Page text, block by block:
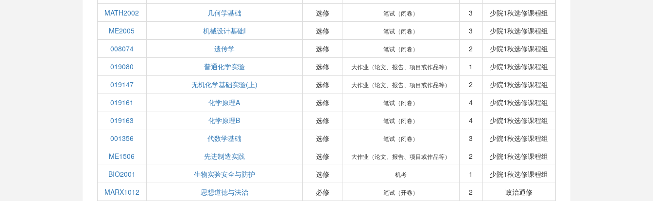
MATH2002
几何学基础 选修 笔试（闭卷） 3
少院1秋选修课程组
ME2005
机械设计基础I 选修 笔试（闭卷） 3
少院1秋选修课程组
008074
遗传学 选修 笔试（闭卷） 2
少院1秋选修课程组
019080
普通化学实验 选修 大作业（论文、报告、项目或作品等） 1
少院1秋选修课程组
019147
无机化学基础实验(上) 选修 大作业（论文、报告、项目或作品等） 2
少院1秋选修课程组
019161
化学原理A 选修 笔试（闭卷） 4
少院1秋选修课程组
019163
化学原理B 选修 笔试（闭卷） 4
少院1秋选修课程组
001356
代数学基础 选修 笔试（闭卷） 3
少院1秋选修课程组
ME1506
先进制造实践 选修 大作业（论文、报告、项目或作品等） 2
少院1秋选修课程组
BIO2001
生物实验安全与防护 选修 机考 1
少院1秋选修课程组
MARX1012
思想道德与法治 必修 笔试（开卷） 2
政治通修